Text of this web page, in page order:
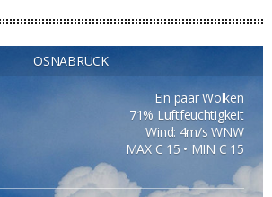
OSNABRÜCK
Ein paar Wolken
71% Luftfeuchtigkeit
Wind: 4m/s WNW
MAX C 15 • MIN C 15